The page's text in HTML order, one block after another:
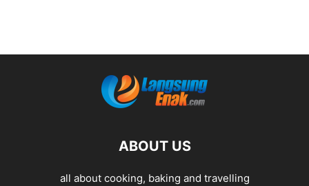
ABOUT US
all about cooking, baking and travelling